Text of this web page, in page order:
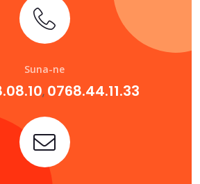
Suna-ne
, 0768.44.11.33